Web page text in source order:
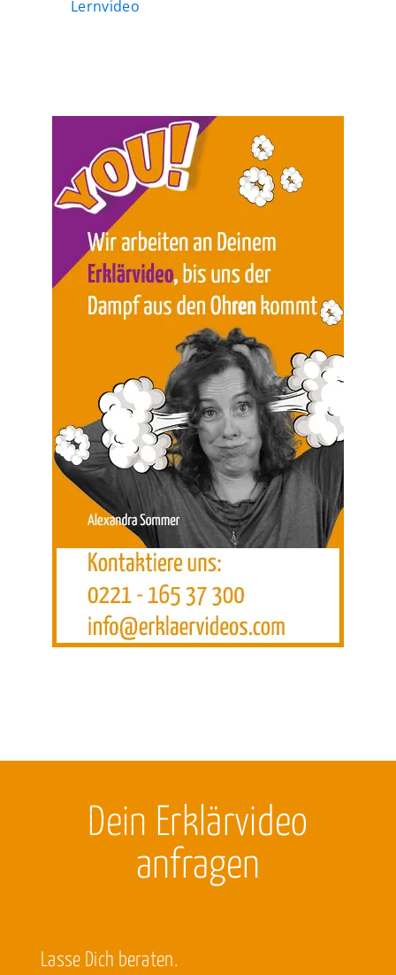
Lernvideo
Dein Erklärvideo
anfragen
Lasse Dich beraten.